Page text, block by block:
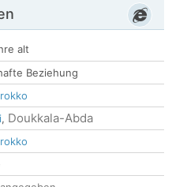
alt
Beziehung
, Doukkala-Abda